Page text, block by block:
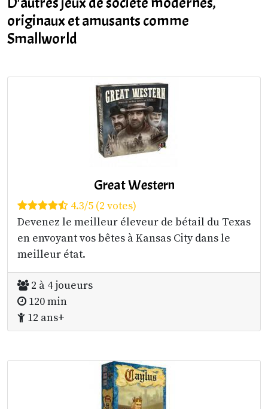
originaux et amusants comme
Smallworld
Great Western
4.3/5 (2 votes)
Devenez le meilleur éleveur de bétail du Texas
en envoyant vos bêtes à Kansas City dans le
meilleur état.
2 à 4 joueurs
120 min
12 ans+